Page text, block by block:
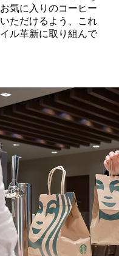
気に入りのコーヒー
ただけるよう、これ
ル革新に取り組んで